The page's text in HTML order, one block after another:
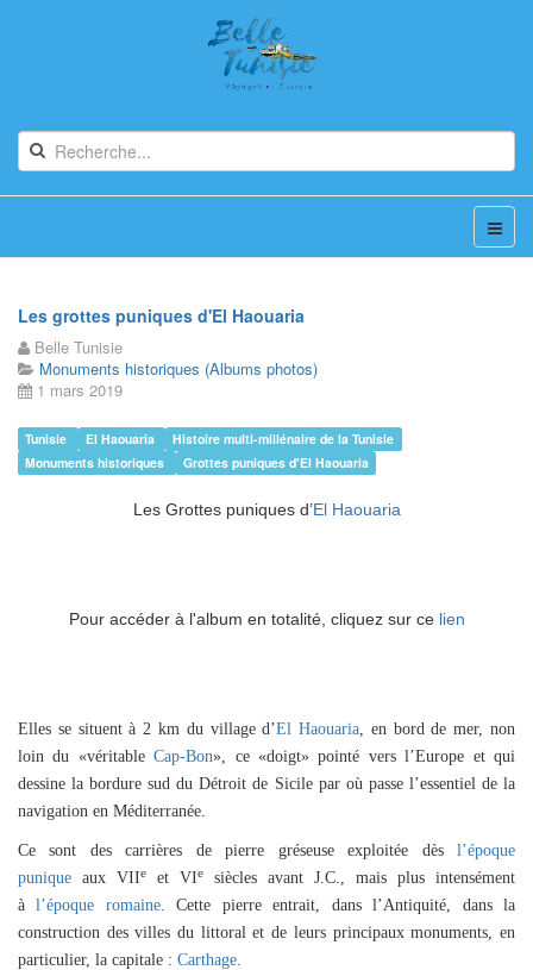
Les grottes puniques d'El Haouaria
Belle Tunisie
Monuments historiques (Albums photos)
1 mars 2019
Tunisie El Haouaria
Histoire multi-millénaire de la Tunisie
Monuments historiques
Grottes puniques d'El Haouaria
Les Grottes puniques d’El Haouaria
Pour accéder à l'album en totalité, cliquez sur ce lien
Elles se situent à 2 km du village d’El Haouaria, en bord de mer, non
loin du «véritableCap-Bon», ce «doigt» pointé vers l’Europe et qui
dessine la bordure sud du Détroit de Sicile par où passe l’essentiel de la
navigation en Méditerranée.
Ce sont des carrières de pierre gréseuse exploitée dès l’époque
punique aux VIIe et VIe
siècles avant J.C., mais plus intensément
àl’époque romaine. Cette pierre entrait, dans l’Antiquité, dans la
construction des villes du littoral et de leurs principaux monuments, en
particulier, la capitale : Carthage.